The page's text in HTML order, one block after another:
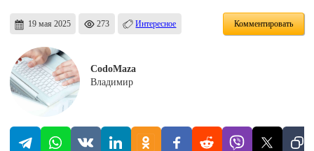
19 мая 2025 273 Интересное Комментировать
CodoMaza
Владимир